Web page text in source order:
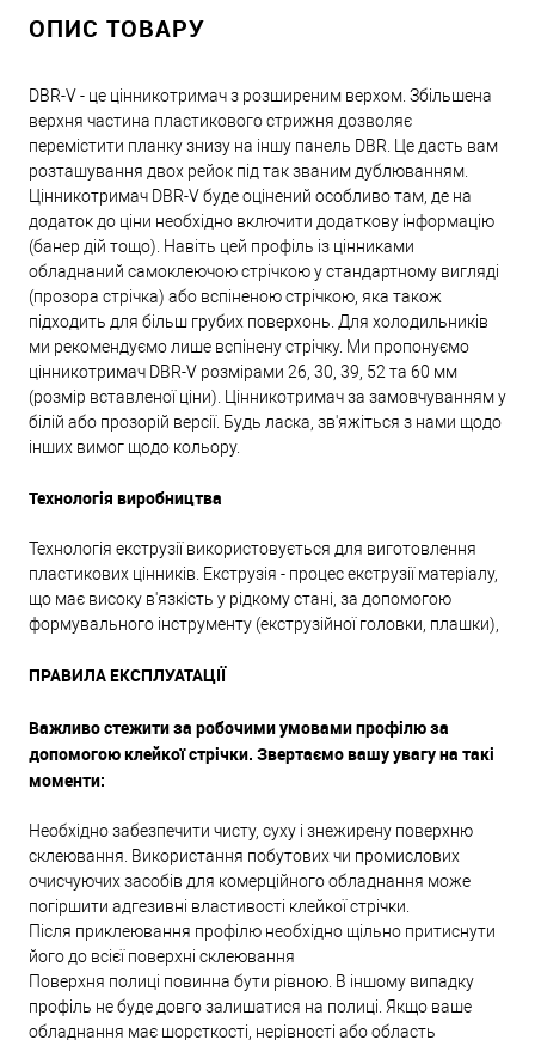
ОПИС ТОВАРУ
DBR-V - це цінникотримач з розширеним верхом. Збільшена
верхня частина пластикового стрижня дозволяє
перемістити планку знизу на іншу панель DBR. Це дасть вам
розташування двох рейок під так званим дублюванням.
Цінникотримач DBR-V буде оцінений особливо там, де на
додаток до ціни необхідно включити додаткову інформацію
(банер дій тощо). Навіть цей профіль із цінниками
обладнаний самоклеючою стрічкою у стандартному вигляді
(прозора стрічка) або вспіненою стрічкою, яка також
підходить для більш грубих поверхонь. Для холодильників
ми рекомендуємо лише вспінену стрічку. Ми пропонуємо
цінникотримач DBR-V розмірами 26, 30, 39, 52 та 60 мм
(розмір вставленої ціни). Цінникотримач за замовчуванням у
білій або прозорій версії. Будь ласка, зв'яжіться з нами щодо
інших вимог щодо кольору.
Технологія виробництва
Технологія екструзії використовується для виготовлення
пластикових цінників. Екструзія - процес екструзії матеріалу,
що має високу в'язкість у рідкому стані, за допомогою
формувального інструменту (екструзійної головки, плашки),
ПРАВИЛА ЕКСПЛУАТАЦІЇ
Важливо стежити за робочими умовами профілю за
допомогою клейкої стрічки. Звертаємо вашу увагу на такі
моменти:
Необхідно забезпечити чисту, суху і знежирену поверхню
склеювання. Використання побутових чи промислових
очисчуючих засобів для комерційного обладнання може
погіршити адгезивні властивості клейкої стрічки.
Після приклеювання профілю необхідно щільно притиснути
його до всієї поверхні склеювання
Поверхня полиці повинна бути рівною. В іншому випадку
профіль не буде довго залишатися на полиці. Якщо ваше
обладнання має шорсткості, нерівності або область